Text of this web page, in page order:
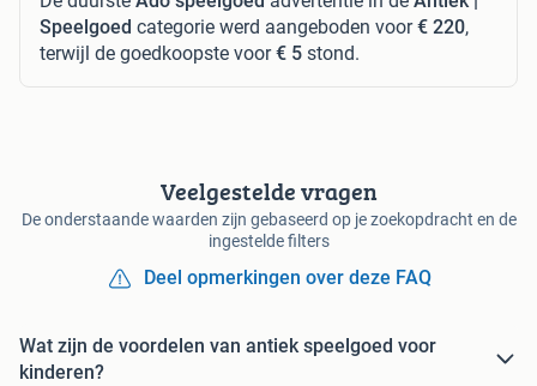
Speelgoed categorie werd aangeboden voor€ 220,
terwijl de goedkoopste voor€ 5 stond.
Veelgestelde vragen
De onderstaande waarden zijn gebaseerd op je zoekopdracht en de
ingestelde filters
Deel opmerkingen over deze FAQ
Wat zijn de voordelen van antiek speelgoed voor
kinderen?